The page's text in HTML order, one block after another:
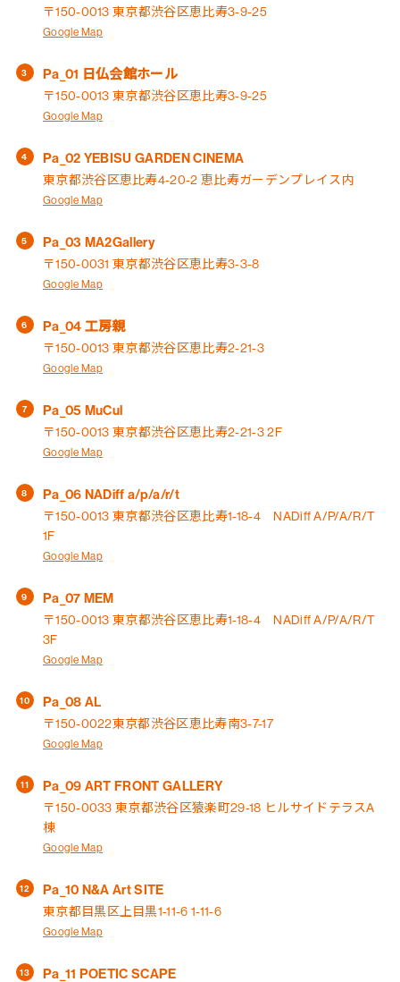
〒150-0013 東京都渋谷区恵比寿3-9-25
Google Map
Pa_01 日仏会館ホール
〒150-0013 東京都渋谷区恵比寿3-9-25
Google Map
Pa_02 YEBISU GARDEN CINEMA
東京都渋谷区恵比寿4-20-2 恵比寿ガーデンプレイス内
Google Map
Pa_03 MA2Gallery
〒150-0031 東京都渋谷区恵比寿3-3-8
Google Map
Pa_04 工房親
〒150-0013 東京都渋谷区恵比寿2-21-3
Google Map
Pa_05 MuCul
〒150-0013 東京都渋谷区恵比寿2-21-3 2F
Google Map
Pa_06 NADiff a/p/a/r/t
〒150-0013 東京都渋谷区恵比寿1-18-4 NADiff A/P/A/R/T
1F
Google Map
Pa_07 MEM
〒150-0013 東京都渋谷区恵比寿1-18-4 NADiff A/P/A/R/T
3F
Google Map
Pa_08 AL
〒150-0022東京都渋谷区恵比寿南3-7-17
Google Map
Pa_09 ART FRONT GALLERY
〒150-0033 東京都渋谷区猿楽町29-18 ヒルサイドテラスA
棟
Google Map
Pa_10 N&A Art SITE
東京都目黒区上目黒1-11-6 1-11-6
Google Map
Pa_11 POETIC SCAPE